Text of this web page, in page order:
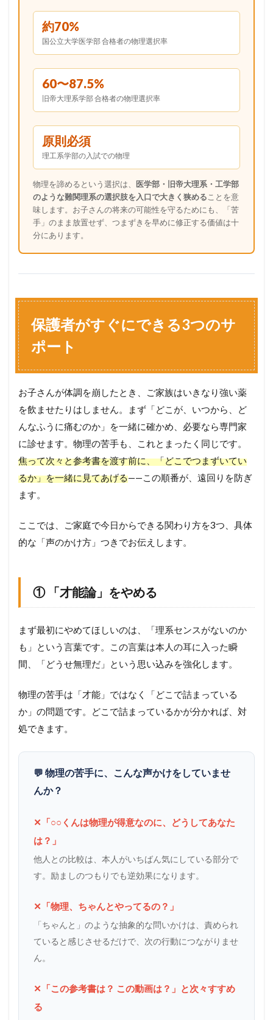
約70%
国公立大学医学部 合格者の物理選択率
60〜87.5%
旧帝大理系学部 合格者の物理選択率
原則必須
理工系学部の入試での物理
物理を諦めるという選択は、 医学部・旧帝大理系・工学部
のような難関理系の選択肢を入口で大きく狭める ことを意
味します。お子さんの将来の可能性を守るためにも、「苦
手」のまま放置せず、つまずきを早めに修正する価値は十
分にあります。
保護者がすぐにできる3つのサ
ポート
お子さんが体調を崩したとき、ご家族はいきなり強い薬
を飲ませたりはしません。まず「どこが、いつから、ど
んなふうに痛むのか」を一緒に確かめ、必要なら専門家
に診せます。物理の苦手も、これとまったく同じです。
焦って次々と参考書を渡す前に、「どこでつまずいてい
るか」を一緒に見てあげる——この順番が、遠回りを防ぎ
ます。
ここでは、ご家庭で今日からできる関わり方を3つ、具体
的な「声のかけ方」つきでお伝えします。
① 「才能論」をやめる
まず最初にやめてほしいのは、「理系センスがないのか
も」という言葉です。この言葉は本人の耳に入った瞬
間、「どうせ無理だ」という思い込みを強化します。
物理の苦手は「才能」ではなく「どこで詰まっている
か」の問題です。どこで詰まっているかが分かれば、対
処できます。
💬 物理の苦手に、こんな声かけをしていませ
んか？
✕「○○くんは物理が得意なのに、どうしてあなた
は？」
他人との比較は、本人がいちばん気にしている部分で
す。励ましのつもりでも逆効果になります。
✕「物理、ちゃんとやってるの？」
「ちゃんと」のような抽象的な問いかけは、責められ
ていると感じさせるだけで、次の行動につながりませ
ん。
✕「この参考書は？ この動画は？」と次々すすめ
る